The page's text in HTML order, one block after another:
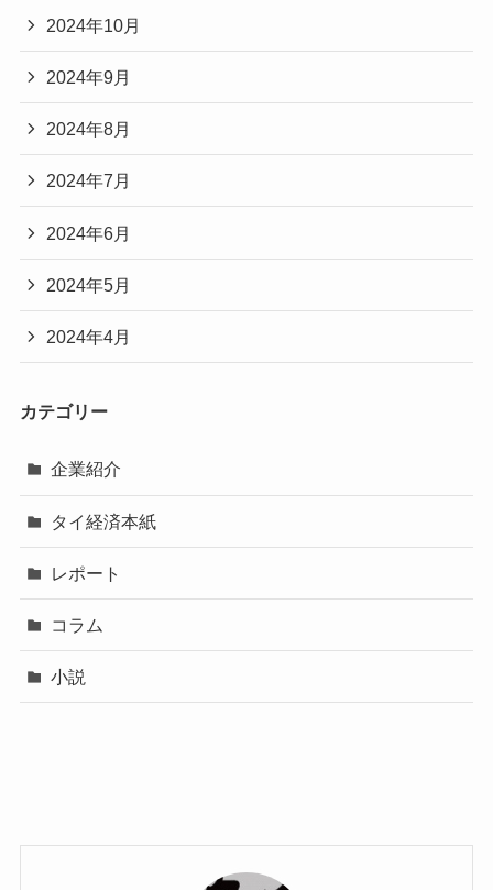
2024年10月
2024年9月
2024年8月
2024年7月
2024年6月
2024年5月
2024年4月
カテゴリー
企業紹介
タイ経済本紙
レポート
コラム
小説